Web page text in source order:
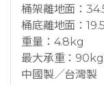
桶架離地面：
桶底離地面：
重量：4.8kg
最大承重：
中國製／台灣製